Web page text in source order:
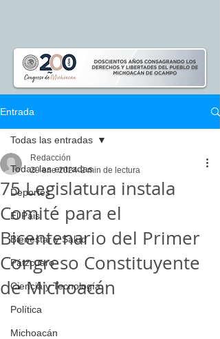
Entrada
Todas las entradas
Deportes
El Pais
Bienestar y Salud
Pátzcuaro
Ciencia y Tecnología
Política
Michoacán
Todas las entradas
75 Legislatura instala
Comité para el
Bicentenario del Primer
Congreso Constituyente
de Michoacán
Redacción
29 ene 2024 2 min de lectura